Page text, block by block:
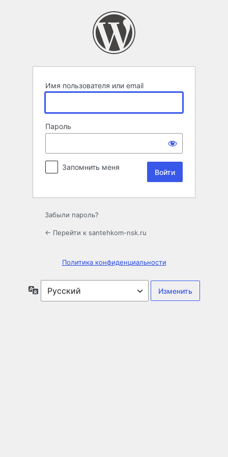
Имя пользователя или email
Пароль
Запомнить меня
Забыли пароль?
← Перейти к santehkom-nsk.ru
Политика конфиденциальности
Язык